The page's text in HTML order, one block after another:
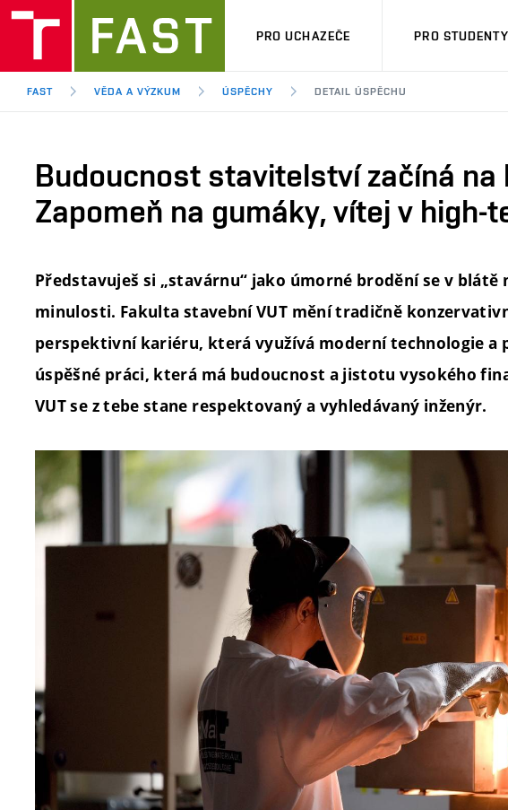
PRO UCHAZEČE PRO STUDENTY
FAST VĚDA A VÝZKUM ÚSPĚCHY DETAIL ÚSPĚCHU
Budoucnost stavitelství začíná na
Zapomeň na gumáky, vítej v high-
Představuješ si „stavárnu“ jako úmorné brodění se v
minulosti. Fakulta stavební VUT mění tradičně
perspektivní kariéru, která využívá moderní technologie a
úspěšné práci, která má budoucnost a jistotu vysokého
VUT se z tebe stane respektovaný a vyhledávaný inženýr.